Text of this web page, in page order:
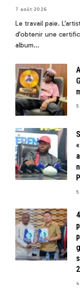
7 août 2026
Le travail paie.
d’obtenir une
album…